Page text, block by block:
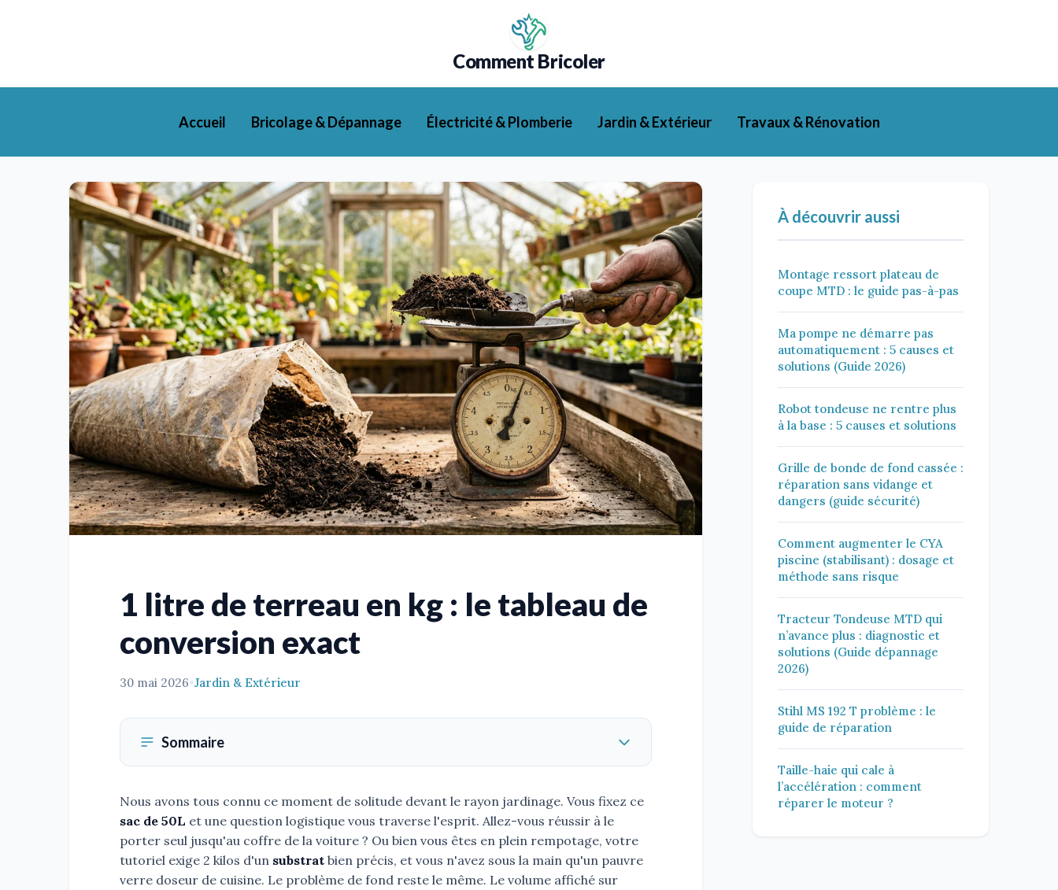
Comment Bricoler
Accueil Bricolage & Dépannage Électricité & Plomberie Jardin & Extérieur Travaux & Rénovation
1 litre de terreau en kg : le tableau de
conversion exact
30 mai 2026•Jardin & Extérieur
Sommaire
Nous avons tous connu ce moment de solitude devant le rayon jardinage. Vous fixez ce
sac de 50L et une question logistique vous traverse l'esprit. Allez-vous réussir à le
porter seul jusqu'au coffre de la voiture ? Ou bien vous êtes en plein rempotage, votre
tutoriel exige 2 kilos d'un substrat bien précis, et vous n'avez sous la main qu'un pauvre
verre doseur de cuisine. Le problème de fond reste le même. Le volume affiché sur
À découvrir aussi
Montage ressort plateau de
coupe MTD : le guide pas-à-pas
Ma pompe ne démarre pas
automatiquement : 5 causes et
solutions (Guide 2026)
Robot tondeuse ne rentre plus
à la base : 5 causes et solutions
Grille de bonde de fond cassée :
réparation sans vidange et
dangers (guide sécurité)
Comment augmenter le CYA
piscine (stabilisant) : dosage et
méthode sans risque
Tracteur Tondeuse MTD qui
n’avance plus : diagnostic et
solutions (Guide dépannage
2026)
Stihl MS 192 T problème : le
guide de réparation
Taille-haie qui cale à
l’accélération : comment
réparer le moteur ?